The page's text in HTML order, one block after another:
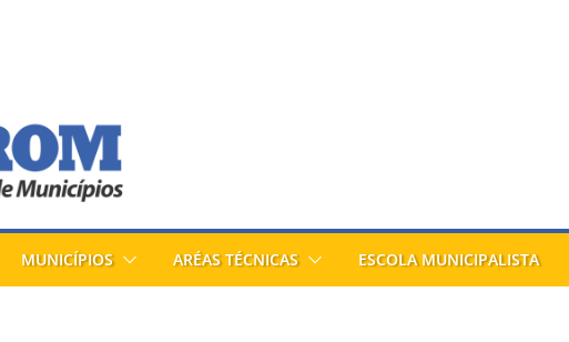
MUNICÍPIOS ARÉAS TÉCNICAS ESCOLA MUNICIPALISTA